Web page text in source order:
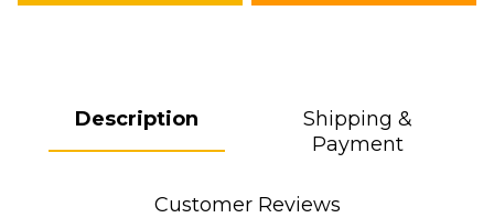
Description
Shipping &
Payment
Customer Reviews